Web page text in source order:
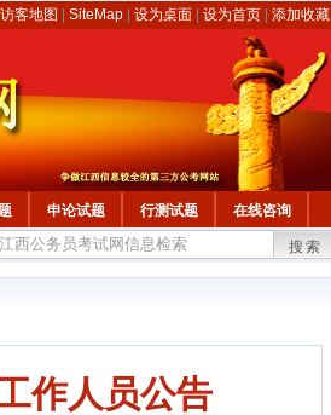
访客地图 SiteMap 设为桌面 设为首页 添加收藏
申论试题 行测试题 在线咨询
搜索
作人员公告